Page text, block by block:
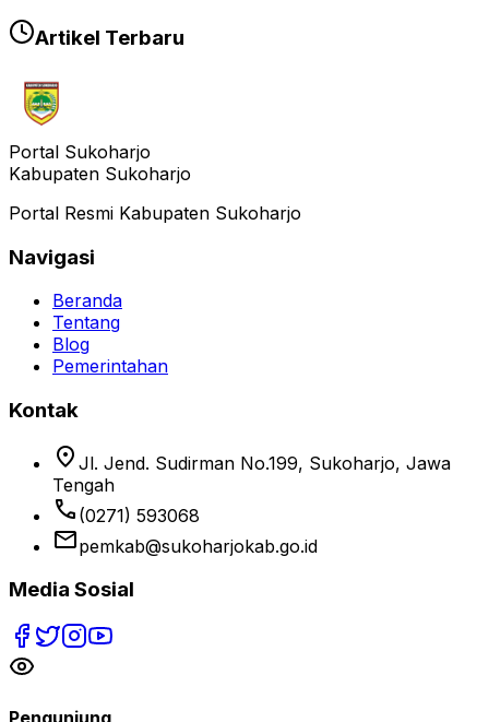
Artikel Terbaru
Portal Sukoharjo
Kabupaten Sukoharjo
Portal Resmi Kabupaten Sukoharjo
Navigasi
Beranda
Tentang
Blog
Pemerintahan
Kontak
location_on Jl. Jend. Sudirman No.199, Sukoharjo, Jawa
Tengah
phone (0271) 593068
emailpemkab@sukoharjokab.go.id
Media Sosial